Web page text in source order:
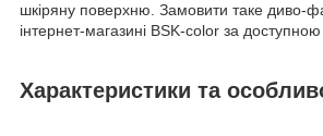
шкіряну поверхню. Замовити таке диво-
інтернет-магазині BSK-color за доступною
Характеристики та